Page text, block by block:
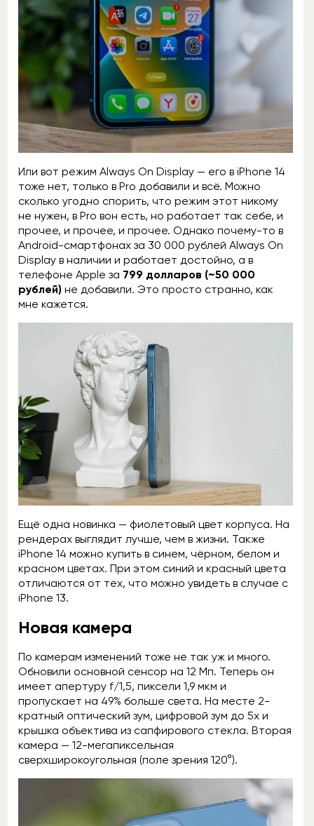
Или вот режим Always On Display — его в iPhone 14
тоже нет, только в Pro добавили и всё. Можно
сколько угодно спорить, что режим этот никому
не нужен, в Pro вон есть, но работает так себе, и
прочее, и прочее, и прочее. Однако почему-то в
Android-смартфонах за 30 000 рублей Always On
Display в наличии и работает достойно, а в
телефоне Apple за 799 долларов (~50 000
рублей) не добавили. Это просто странно, как
мне кажется.
Ещё одна новинка — фиолетовый цвет корпуса. На
рендерах выглядит лучше, чем в жизни. Также
iPhone 14 можно купить в синем, чёрном, белом и
красном цветах. При этом синий и красный цвета
отличаются от тех, что можно увидеть в случае с
iPhone 13.
Новая камера
По камерам изменений тоже не так уж и много.
Обновили основной сенсор на 12 Мп. Теперь он
имеет апертуру f/1,5, пиксели 1,9 мкм и
пропускает на 49% больше света. На месте 2-
кратный оптический зум, цифровой зум до 5x и
крышка объектива из сапфирового стекла. Вторая
камера — 12-мегапиксельная
сверхширокоугольная (поле зрения 120°).